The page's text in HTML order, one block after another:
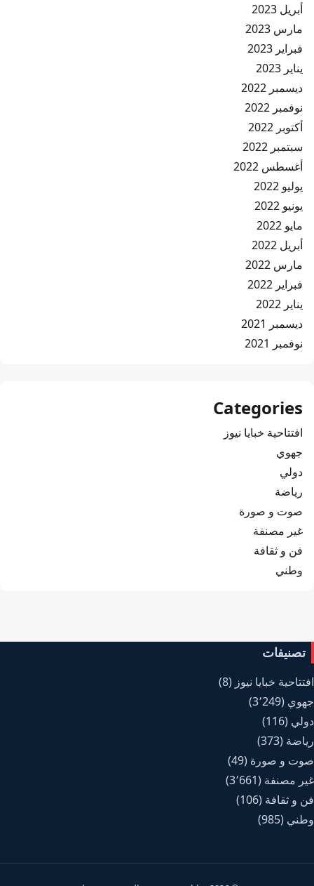
أبريل 2023
مارس 2023
فبراير 2023
يناير 2023
ديسمبر 2022
نوفمبر 2022
أكتوبر 2022
سبتمبر 2022
أغسطس 2022
يوليو 2022
يونيو 2022
مايو 2022
أبريل 2022
مارس 2022
فبراير 2022
يناير 2022
ديسمبر 2021
نوفمبر 2021
Categories
افتتاحية خبايا نيوز
جهوي
دولي
رياضة
صوت و صورة
غير مصنفة
فن و ثقافة
وطني
تصنيفات
افتتاحية خبايا نيوز (8)
جهوي (3٬249)
دولي (116)
رياضة (373)
صوت و صورة (49)
غير مصنفة (3٬661)
فن و ثقافة (106)
وطني (985)